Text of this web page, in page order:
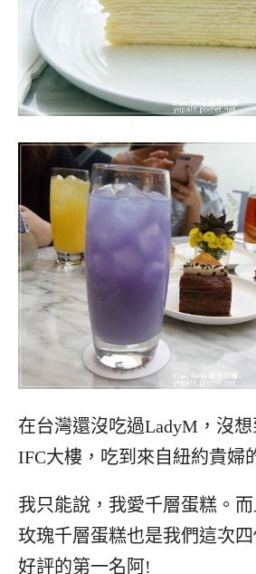
在台灣還沒吃過LadyM，沒
IFC大樓，吃到來自紐約貴婦
我只能說，我愛千層蛋糕。
玫瑰千層蛋糕也是我們這次
好評的第一名阿!